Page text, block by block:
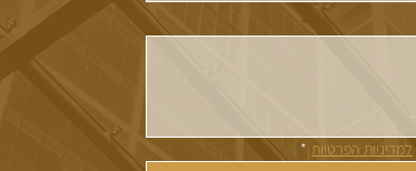
למדיניות הפרטיות *